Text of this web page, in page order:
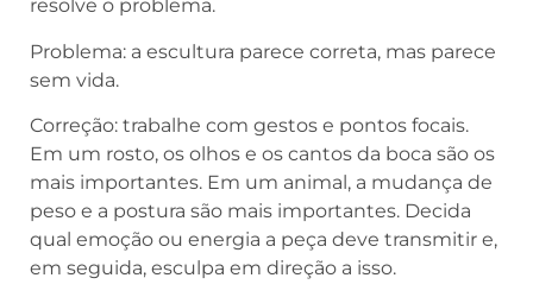
resolve o problema.
Problema: a escultura parece correta, mas parece
sem vida.
Correção: trabalhe com gestos e pontos focais.
Em um rosto, os olhos e os cantos da boca são os
mais importantes. Em um animal, a mudança de
peso e a postura são mais importantes. Decida
qual emoção ou energia a peça deve transmitir e,
em seguida, esculpa em direção a isso.